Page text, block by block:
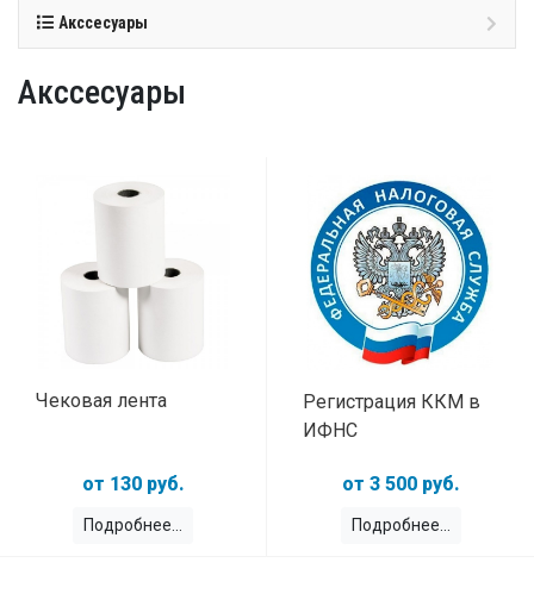
Акссесуары
Акссесуары
Чековая лента
130 руб.
Подробнее
Регистрация ККМ в
ИФНС
3 500 руб.
Подробнее